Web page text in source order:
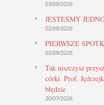
03/08/2026
JESTEŚMY
02/08/2026
PIERWSZE
02/08/2026
Tak niszczysz
córki. Prof.
błędzie
30/07/2026